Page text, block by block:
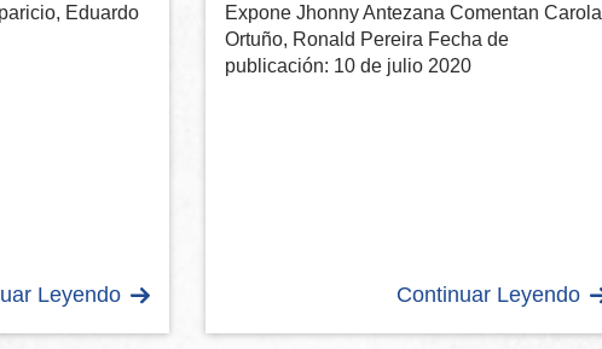
Eduardo
Leyendo
Expone Jhonny Antezana Comentan Carola
Ortuño, Ronald Pereira Fecha de
publicación: 10 de julio 2020
Continuar Leyendo